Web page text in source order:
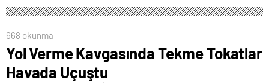
AÇIKLANDI!
668 okunma
Yol Verme Kavgasında Tekme Tokatlar
Havada Uçuştu